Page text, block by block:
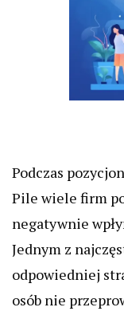
Podczas
Pile wiele firm
negatywnie
Jednym z
odpowiedniej
osób nie